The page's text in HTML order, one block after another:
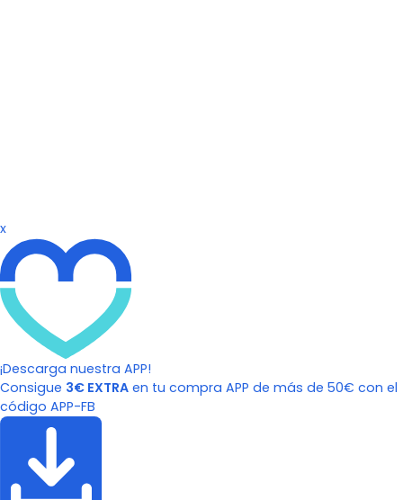
x
¡Descarga nuestra APP!
Consigue 3€ EXTRA en tu compra APP de más de 50€ con el
código APP-FB